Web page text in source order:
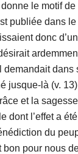
le motif
publiée dans
donc
demandait dans
jusque-là (v.
et la
dont l’effet a
du
bon pour nous